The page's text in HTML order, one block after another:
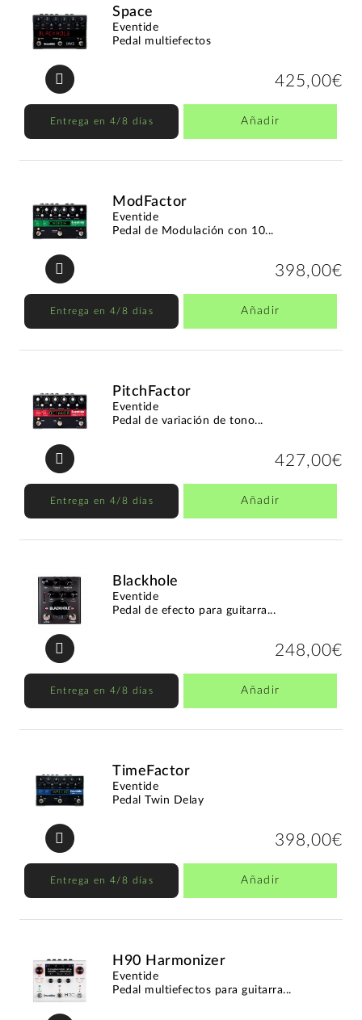
Space
Eventide
Pedal multiefectos
425,00€
Entrega en 4/8 días Añadir
ModFactor
Eventide
Pedal de Modulación con 10...
398,00€
Entrega en 4/8 días Añadir
PitchFactor
Eventide
Pedal de variación de tono...
427,00€
Entrega en 4/8 días Añadir
Blackhole
Eventide
Pedal de efecto para guitarra...
248,00€
Entrega en 4/8 días Añadir
TimeFactor
Eventide
Pedal Twin Delay
398,00€
Entrega en 4/8 días Añadir
H90 Harmonizer
Eventide
Pedal multiefectos para guitarra...